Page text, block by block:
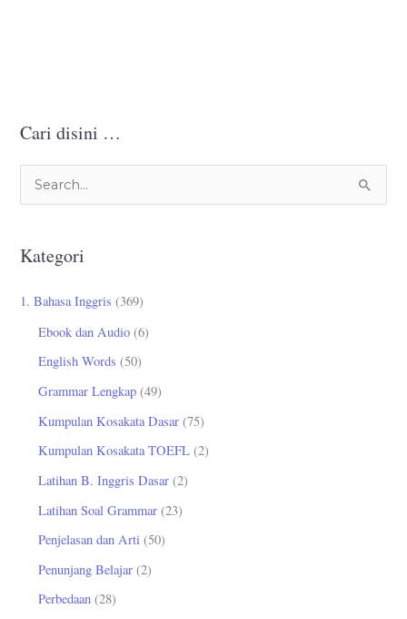
Cari disini …
i
u
Kategori
1. Bahasa Inggris (369)
Ebook dan Audio (6)
English Words (50)
Grammar Lengkap (49)
Kumpulan Kosakata Dasar (75)
Kumpulan Kosakata TOEFL (2)
Latihan B. Inggris Dasar (2)
Latihan Soal Grammar (23)
Penjelasan dan Arti (50)
Penunjang Belajar (2)
Perbedaan (28)